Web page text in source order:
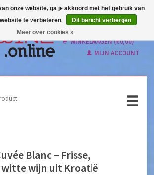
Nederlands
WINKELWAGEN (€0,00)
MIJN ACCOUNT
Blanc – Frisse,
wijn uit Kroatië
onze website, ga je akkoord met het gebruik van
te verbeteren.
Dit bericht verbergen
Meer over cookies »